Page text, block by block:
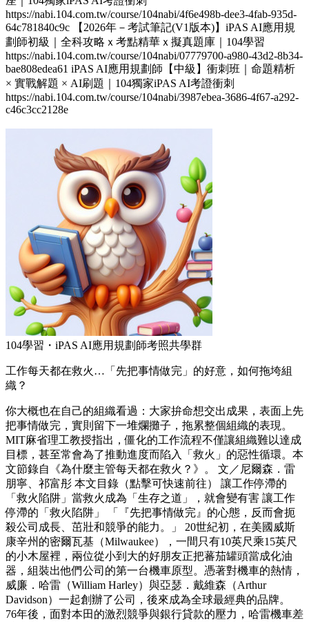
https://nabi.104.com.tw/course/104nabi/4f6e498b-dee3-4fab-935d-
64c781840c9c 【2026年－考試筆記(V1版本)】iPAS AI應用規
劃師初級｜全科攻略ｘ考點精華ｘ擬真題庫｜104學習
https://nabi.104.com.tw/course/104nabi/07779700-a980-43d2-8b34-
bae808edea61 iPAS AI應用規劃師【中級】衝刺班｜命題精析
× 實戰解題 × AI刷題​｜104獨家iPAS AI考證衝刺
https://nabi.104.com.tw/course/104nabi/3987ebea-3686-4f67-a292-
c46c3cc2128e
104學習・iPAS AI應用規劃師考照共學群
工作每天都在救火…「先把事情做完」的好意，如何拖垮組
織？
你大概也在自己的組織看過：大家拚命想交出成果，表面上先
把事情做完，實則留下一堆爛攤子，拖累整個組織的表現。
MIT麻省理工教授指出，僵化的工作流程不僅讓組織難以達成
目標，甚至常會為了推動進度而陷入「救火」的惡性循環。本
文節錄自《為什麼主管每天都在救火？》。 文／尼爾森．雷
朋寧、祁富彤 本文目錄（點擊可快速前往） 讓工作停滯的
「救火陷阱」當救火成為「生存之道」，就會變有害 讓工作
停滯的「救火陷阱」 「『先把事情做完』的心態，反而會扼
殺公司成長、茁壯和競爭的能力。」 20世紀初，在美國威斯
康辛州的密爾瓦基（Milwaukee），一間只有10英尺乘15英尺
的小木屋裡，兩位從小到大的好朋友正把蕃茄罐頭當成化油
器，組裝出他們公司的第一台機車原型。憑著對機車的熱情，
威廉．哈雷（William Harley）與亞瑟．戴維森（Arthur
Davidson）一起創辦了公司，後來成為全球最經典的品牌。
76年後，面對本田的激烈競爭與銀行貸款的壓力，哈雷機車差